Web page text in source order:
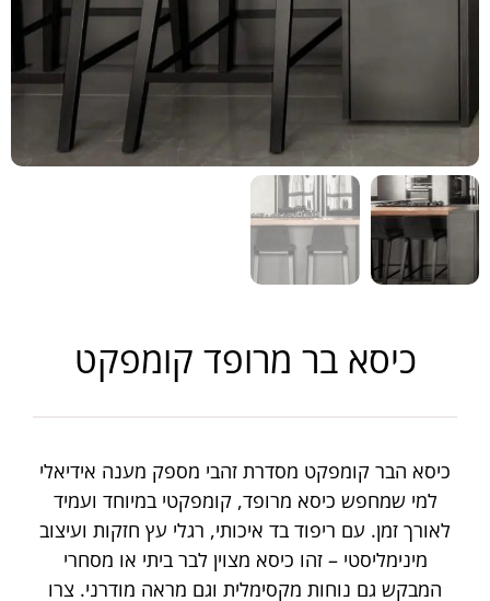
כיסא בר מרופד קומפקט
כיסא הבר קומפקט מסדרת זהבי מספק מענה אידיאלי
למי שמחפש כיסא מרופד, קומפקטי במיוחד ועמיד
לאורך זמן. עם ריפוד בד איכותי, רגלי עץ חזקות ועיצוב
מינימליסטי – זהו כיסא מצוין לבר ביתי או מסחרי
המבקש גם נוחות מקסימלית וגם מראה מודרני. צרו